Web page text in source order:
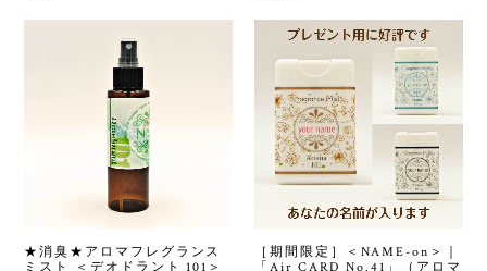
★消臭★アロマフレグランス
ミスト ＜デオドラント 101＞
［期間限定］＜NAME-on＞｜
「Air CARD No.41」（アロマ